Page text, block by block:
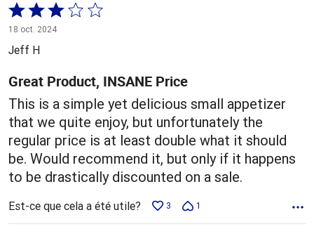
Coté
3 sur
5
18 oct. 2024
Jeff H
Great Product, INSANE Price
This is a simple yet delicious small appetizer
that we quite enjoy, but unfortunately the
regular price is at least double what it should
be. Would recommend it, but only if it happens
to be drastically discounted on a sale.
Est-ce que cela a été utile? 3 1